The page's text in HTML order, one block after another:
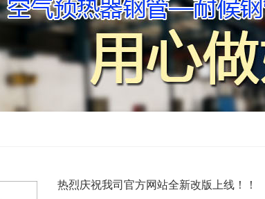
热烈庆祝我司官方网站全新改版上线！！